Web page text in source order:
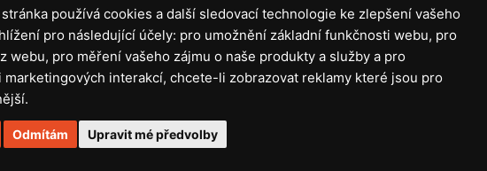
používá cookies a další sledovací technologie ke zlepšení vašeho
pro následující účely: pro umožnění základní funkčnosti webu, pro
webu, pro měření vašeho zájmu o naše produkty a služby a pro
marketingových interakcí, chcete-li zobrazovat reklamy které jsou pro
.
Odmítám Upravit mé předvolby
Spotřební materiál
Z75 MISC. (RŮZNÉ) Accessories